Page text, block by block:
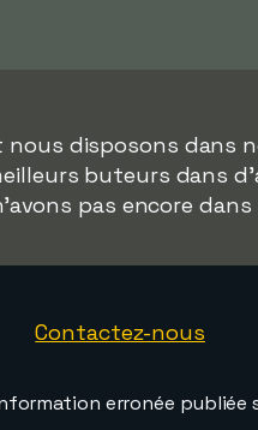
disposons dans
buteurs dans
pas encore
Contactez-nous
erronée publiée